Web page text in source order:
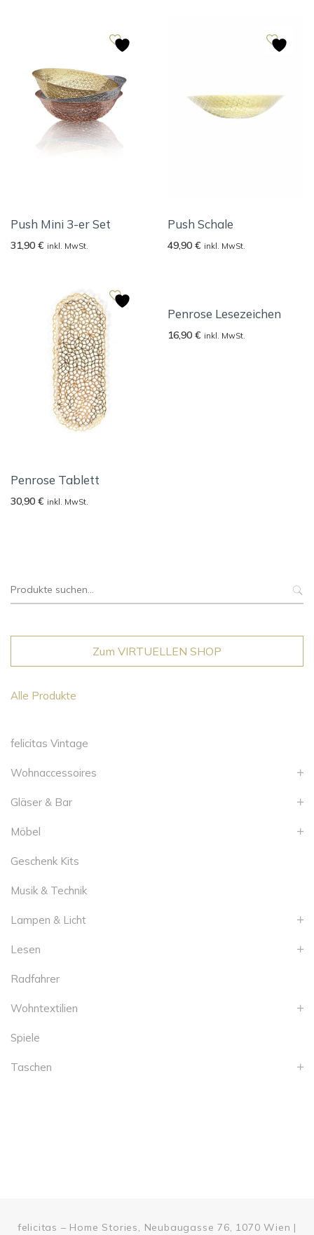
Push Mini 3-er Set
31,90 € inkl. MwSt.
Push Schale
49,90 € inkl. MwSt.
Penrose Tablett
30,90 € inkl. MwSt.
Penrose Lesezeichen
16,90 € inkl. MwSt.
Suche
Zum VIRTUELLEN SHOP
Alle Produkte
felicitas Vintage
Wohnaccessoires
Gläser & Bar
Möbel
Geschenk Kits
Musik & Technik
Lampen & Licht
Lesen
Radfahrer
Wohntextilien
Spiele
Taschen
felicitas – Home Stories, Neubaugasse 76, 1070 Wien |